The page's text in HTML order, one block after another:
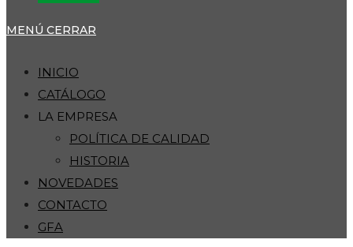
MENÚ CERRAR
INICIO
CATÁLOGO
LA EMPRESA
POLÍTICA DE CALIDAD
HISTORIA
NOVEDADES
CONTACTO
GFA